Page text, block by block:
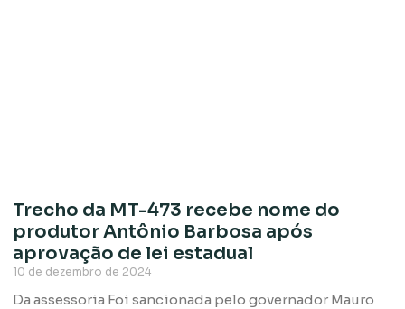
Trecho da MT-473 recebe nome do
produtor Antônio Barbosa após
aprovação de lei estadual
10 de dezembro de 2024
Da assessoria Foi sancionada pelo governador Mauro